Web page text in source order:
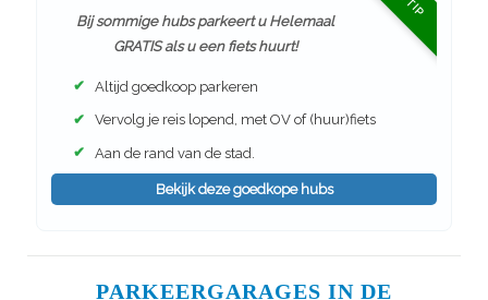
Bij sommige hubs parkeert u Helemaal
GRATIS als u een fiets huurt!
✔ Altijd goedkoop parkeren
✔ Vervolg je reis lopend, met OV of (huur)fiets
✔ Aan de rand van de stad.
Bekijk deze goedkope hubs
PARKEERGARAGES IN DE